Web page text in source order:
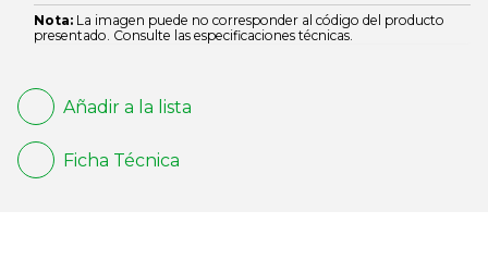
Nota: La imagen puede no corresponder al código del producto
presentado. Consulte las especificaciones técnicas.
Añadir a la lista
Ficha Técnica